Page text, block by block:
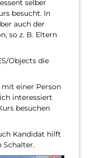
selber
besucht. In
auch der
so z. B. Eltern
Objects die
einer Person
interessiert
besuchen
Kandidat hilft
Schalter.